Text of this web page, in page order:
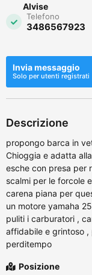
Alvise
Telefono
3486567923
Invia messaggio
Solo per utenti registrati
Descrizione
propongo barca in
Chioggia e adatta
esche con presa per
scalmi per le forcole
carena piana per
un motore yamaha
puliti i carburatori ,
affidabile e grintoso ,
perditempo
Posizione